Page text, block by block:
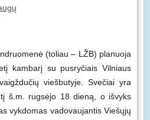
(toliau – LŽB) planuoja
kambarį su pusryčiais Vilniaus
viešbutyje. Svečiai yra
š.m. rugsėjo 18 dieną, o išvyks
vykdomas vadovaujantis Viešųjų